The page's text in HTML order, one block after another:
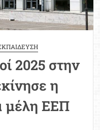
2025 στην
η
μέλη ΕΕΠ